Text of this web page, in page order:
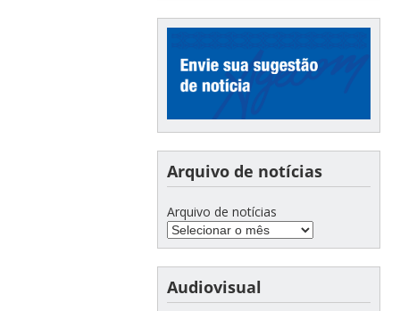
Arquivo de notícias
Arquivo de notícias
Audiovisual